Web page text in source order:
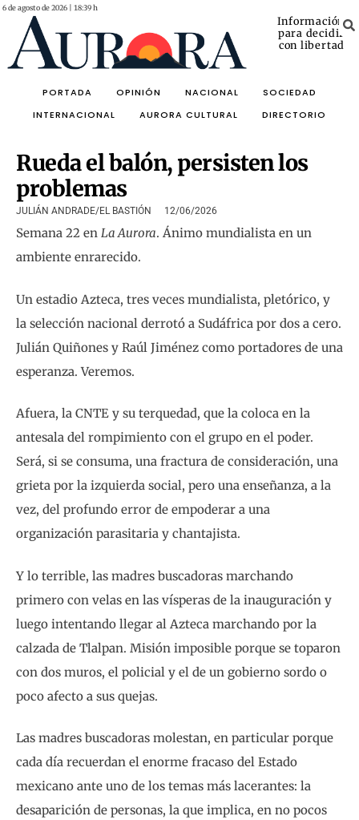
6 de agosto de 2026 | 18:39 h
Información
para decidir
con libertad
PORTADA OPINIÓN NACIONAL
SOCIEDAD
INTERNACIONAL
AURORA CULTURAL DIRECTORIO
Rueda el balón, persisten los
problemas
JULIÁN ANDRADE/EL BASTIÓN 12/06/2026
Semana 22 en La Aurora. Ánimo mundialista en un
ambiente enrarecido.
Un estadio Azteca, tres veces mundialista, pletórico, y
la selección nacional derrotó a Sudáfrica por dos a cero.
Julián Quiñones y Raúl Jiménez como portadores de una
esperanza. Veremos.
Afuera, la CNTE y su terquedad, que la coloca en la
antesala del rompimiento con el grupo en el poder.
Será, si se consuma, una fractura de consideración, una
grieta por la izquierda social, pero una enseñanza, a la
vez, del profundo error de empoderar a una
organización parasitaria y chantajista.
Y lo terrible, las madres buscadoras marchando
primero con velas en las vísperas de la inauguración y
luego intentando llegar al Azteca marchando por la
calzada de Tlalpan. Misión imposible porque se toparon
con dos muros, el policial y el de un gobierno sordo o
poco afecto a sus quejas.
Las madres buscadoras molestan, en particular porque
cada día recuerdan el enorme fracaso del Estado
mexicano ante uno de los temas más lacerantes: la
desaparición de personas, la que implica, en no pocos